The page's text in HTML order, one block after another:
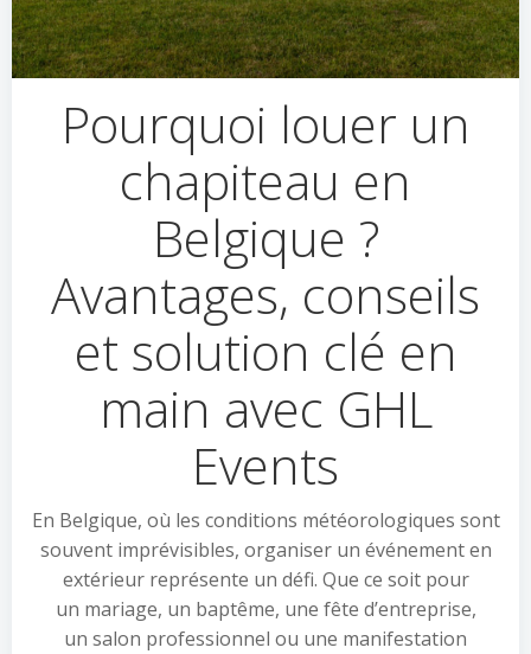
Pourquoi louer un
chapiteau en
Belgique ?
Avantages, conseils
et solution clé en
main avec GHL
Events
En Belgique, où les conditions météorologiques sont
souvent imprévisibles, organiser un événement en
extérieur représente un défi. Que ce soit pour
un mariage, un baptême, une fête d’entreprise,
un salon professionnel ou une manifestation